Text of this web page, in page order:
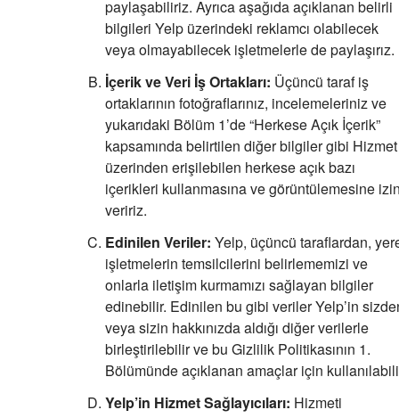
paylaşabiliriz. Ayrıca aşağıda açıklanan belirli
bilgileri Yelp üzerindeki reklamcı olabilecek
veya olmayabilecek işletmelerle de paylaşırız.
İçerik ve Veri İş Ortakları: Üçüncü taraf iş
ortaklarının fotoğraflarınız, incelemeleriniz ve
yukarıdaki Bölüm 1’de “Herkese Açık İçerik”
kapsamında belirtilen diğer bilgiler gibi Hizmet
üzerinden erişilebilen herkese açık bazı
içerikleri kullanmasına ve görüntülemesine
veririz.
Edinilen Veriler: Yelp, üçüncü taraflardan,
işletmelerin temsilcilerini belirlememizi ve
onlarla iletişim kurmamızı sağlayan bilgiler
edinebilir. Edinilen bu gibi veriler Yelp’in
veya sizin hakkınızda aldığı diğer verilerle
birleştirilebilir ve bu Gizlilik Politikasının 1.
Bölümünde açıklanan amaçlar için
Yelp’in Hizmet Sağlayıcıları: Hizmeti